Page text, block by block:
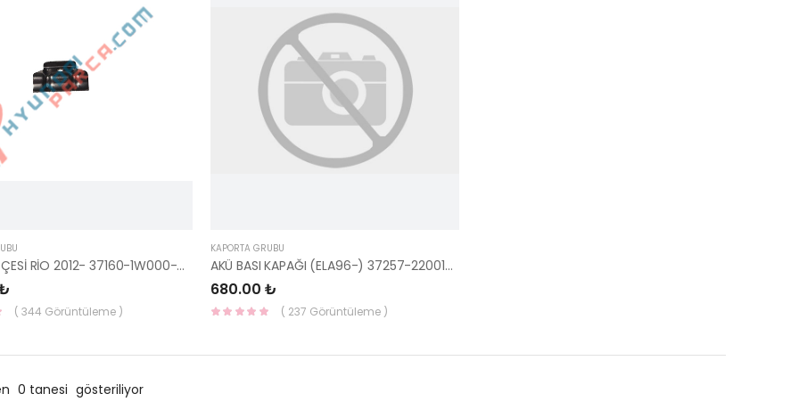
AKÜ KELEPÇESİ RİO 2012- 37160-1W000-HMC
( 344 Görüntüleme )
KAPORTA GRUBU
AKÜ BASI KAPAĞI (ELA96-) 37257-22001-HMC
680.00 ₺
( 237 Görüntüleme )
0 tanesi gösteriliyor